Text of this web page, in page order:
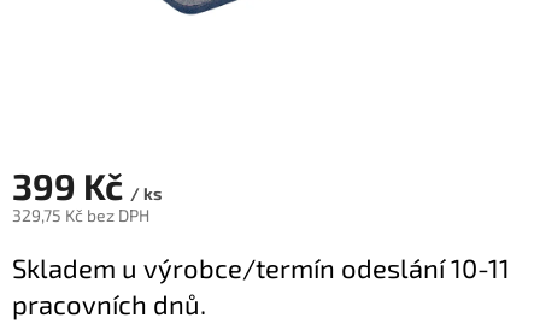
399 Kč / ks
329,75 Kč bez DPH
cena:
Skladem u výrobce/termín odeslání 10-11
pracovních dnů.